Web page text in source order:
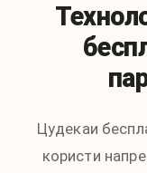
Цудекаи
користи